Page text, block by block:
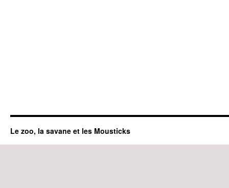
Le zoo, la savane et les Mousticks